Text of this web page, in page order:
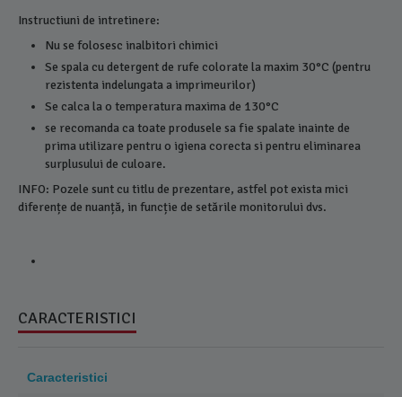
Instructiuni de intretinere:
Nu se folosesc inalbitori chimici
Se spala cu detergent de rufe colorate la maxim 30°C (pentru
rezistenta indelungata a imprimeurilor)
Se calca la o temperatura maxima de 130°C
se recomanda ca toate produsele sa fie spalate inainte de
prima utilizare pentru o igiena corecta si pentru eliminarea
surplusului de culoare.
INFO: Pozele sunt cu titlu de prezentare, astfel pot exista mici
diferențe de nuanță, in funcție de setările monitorului dvs.
CARACTERISTICI
Caracteristici